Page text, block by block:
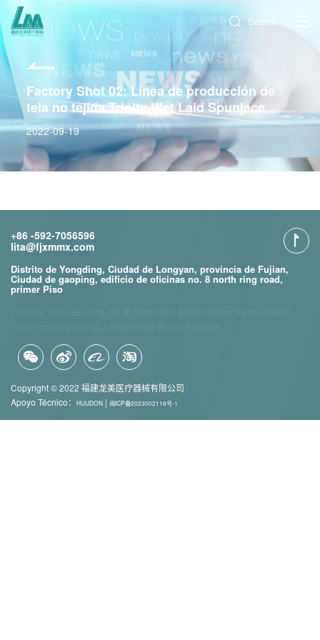
Search
Factory Shot 02: Línea de producción de
tela no tejida Trinity Wet Laid Spunlace
2022-09-19
Copyright © 2022 福建龙美医疗器械有限公司
Apoyo Técnico：
HUUDON | 闽ICP备2023002118号-1
+86 -592-7056596
lita@fjxmmx.com
Distrito de Yongding, Ciudad de Longyan, provincia de Fujian,
Ciudad de gaoping, edificio de oficinas no. 8 north ring road,
primer Piso